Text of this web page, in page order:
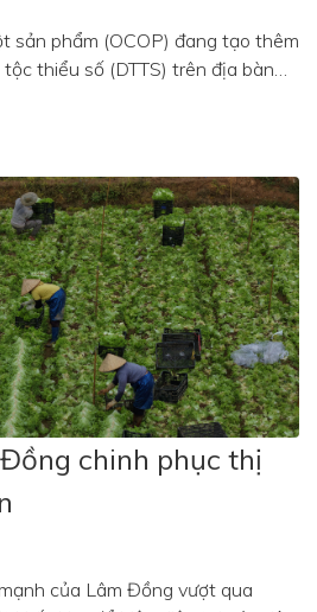
sản phẩm (OCOP) đang tạo thêm
thiểu số (DTTS) trên địa bàn
chinh phục thị
của Lâm Đồng vượt qua